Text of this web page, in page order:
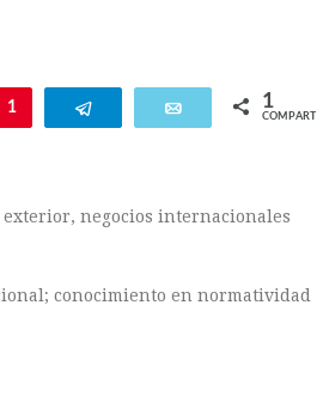
Pin
1 Telegram Email 1
COMPARTIR
negocios internacionales
conocimiento en normatividad